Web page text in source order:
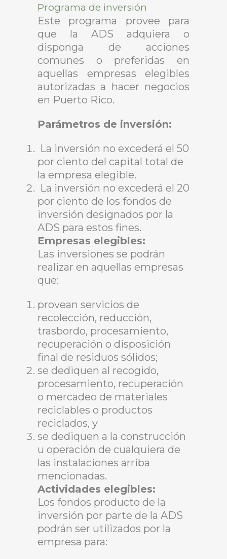
Programa de inversión
Este programa provee para
que la ADS adquiera o
disponga de acciones
comunes o preferidas en
aquellas empresas elegibles
autorizadas a hacer negocios
en Puerto Rico.
Parámetros de inversión:
La inversión no excederá el 50
por ciento del capital total de
la empresa elegible.
La inversión no excederá el 20
por ciento de los fondos de
inversión designados por la
ADS para estos fines.
Empresas elegibles:
Las inversiones se podrán
realizar en aquellas empresas
que:
provean servicios de
recolección, reducción,
trasbordo, procesamiento,
recuperación o disposición
final de residuos sólidos;
se dediquen al recogido,
procesamiento, recuperación
o mercadeo de materiales
reciclables o productos
reciclados, y
se dediquen a la construcción
u operación de cualquiera de
las instalaciones arriba
mencionadas.
Actividades elegibles:
Los fondos producto de la
inversión por parte de la ADS
podrán ser utilizados por la
empresa para: